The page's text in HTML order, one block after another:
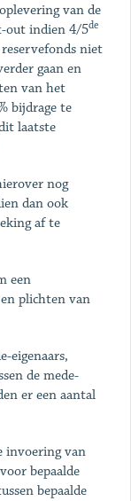
van de
out indien 4/5de
niet
gaan en
van het
bijdrage te
laatste
nog
dan ook
af te
een
plichten van
eigenaars,
de mede-
er een aantal
invoering van
bepaalde
bepaalde